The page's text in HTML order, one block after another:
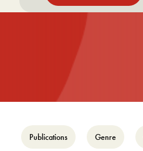
Publications Genre